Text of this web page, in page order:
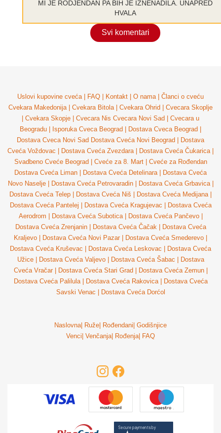
MI JE RODJENDAN PA BIH JE IZNENADILA. UNAPRED
HVALA
Svi komentari
Uslovi kupovine cveća FAQ Kontakt O nama
Članci o cveću
Cvekara Makedonija
Cvekara Bitola Cvekara Ohrid
Cvecara Skoplje
Cvekara Skopje Cvecara Nis Cvecara Novi Sad
Cvecara u
Beogradu
Isporuka Cveca Beograd Dostava Cveca Beograd
Dostava Cveca Novi Sad Dostava Cveća Novi Beograd
Dostava
Cveća Voždovac
Dostava Cveća Zvezdara Dostava Cveća Čukarica
Svadbeno Cveće Beograd
Cveće za 8. Mart
Cveće za Rođendan
Dostava Cveća Liman
Dostava Cveća Detelinara
Dostava Cveća
Novo Naselje
Dostava Cveća Petrovaradin Dostava Cveća Grbavica
Dostava Cveća Telep
Dostava Cveća Niš Dostava Cveća Medijana
Dostava Cveća Pantelej
Dostava Cveća Kragujevac
Dostava Cveća
Aerodrom
Dostava Cveća Subotica Dostava Cveća Pančevo
Dostava Cveća Zrenjanin
Dostava Cveća Čačak
Dostava Cveća
Kraljevo
Dostava Cveća Novi Pazar Dostava Cveća Smederevo
Dostava Cveća Kruševac
Dostava Cveća Leskovac
Dostava Cveća
Užice
Dostava Cveća Valjevo Dostava Cveća Šabac
Dostava
Cveća Vračar
Dostava Cveća Stari Grad Dostava Cveća Zemun
Dostava Cveća Palilula
Dostava Cveća Rakovica
Dostava Cveća
Savski Venac
Dostava Cveća Dorćol
Naslovna| Ruže Rođendani Godišnjice
Venci Venčanja| Rođenja| FAQ